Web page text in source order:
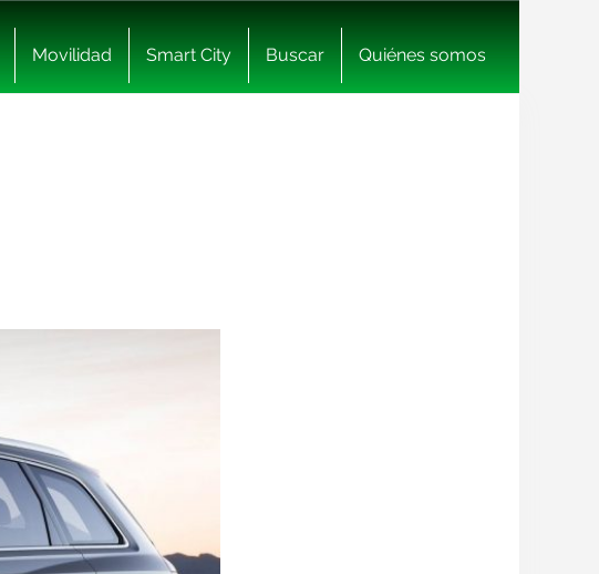
Movilidad Smart City Buscar Quiénes somos